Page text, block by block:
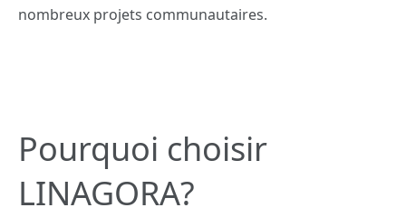
nombreux projets communautaires.
Pourquoi choisir
LINAGORA?